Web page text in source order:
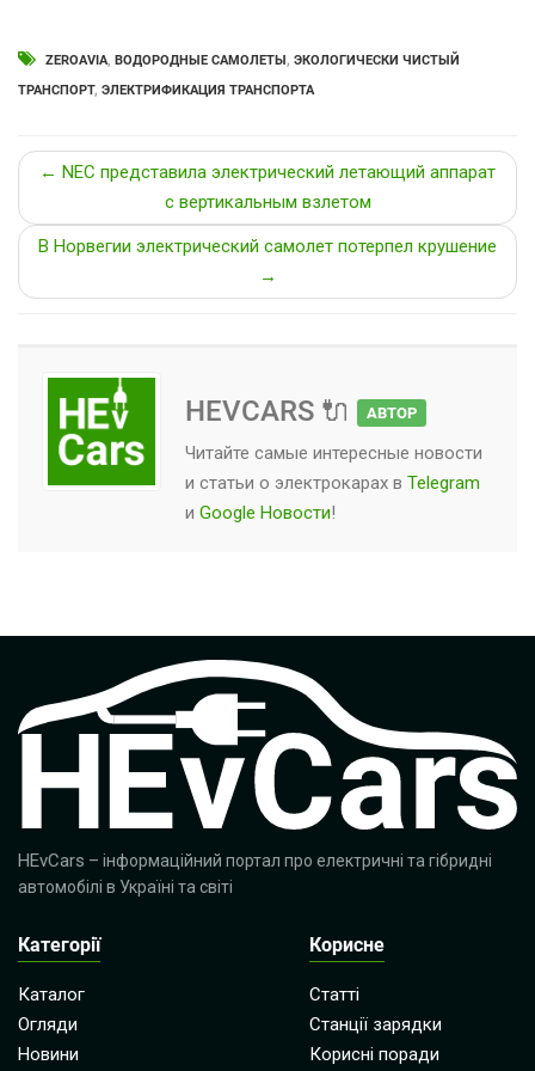
ZEROAVIA, ВОДОРОДНЫЕ САМОЛЕТЫ , ЭКОЛОГИЧЕСКИ ЧИСТЫЙ
ТРАНСПОРТ, ЭЛЕКТРИФИКАЦИЯ ТРАНСПОРТА
← NEC представила электрический летающий аппарат
с вертикальным взлетом
В Норвегии электрический самолет потерпел крушение
→
HEVCARS 🔌 АВТОР
Читайте самые интересные новости
и статьи о электрокарах в Telegram
и Google Новости!
HEvCars – інформаційний портал про електричні та гібридні
автомобілі в Україні та світі
Категорії
Каталог
Огляди
Новини
Корисне
Статті
Станції зарядки
Корисні поради